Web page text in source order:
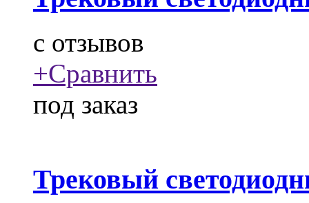
c отзывов
+Сравнить
под заказ
Трековый